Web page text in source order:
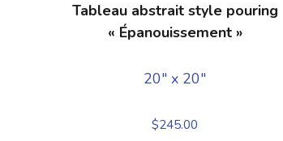
Tableau abstrait style pouring
« Épanouissement »
20" x 20"
$245.00